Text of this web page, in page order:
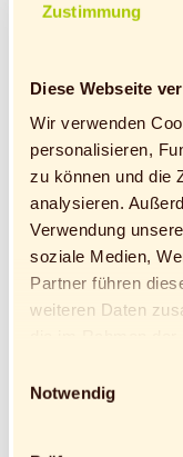
Zustimmung
Diese Webseite
Wir verwenden
personalisieren,
zu können und die
analysieren.
Verwendung
soziale Medien,
Partner führen
weiteren Daten
Hinweis auf
erhobenen Daten
Notwendig
Weilheim
feste